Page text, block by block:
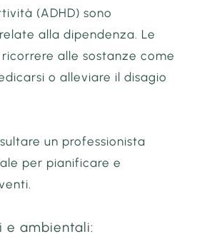
(ADHD) sono
alla dipendenza. Le
alle sostanze come
o alleviare il disagio
un professionista
per pianificare e
e ambientali: